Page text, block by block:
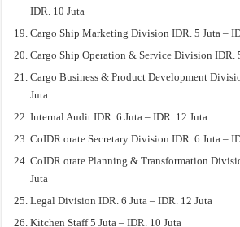
IDR. 10 Juta
Cargo Ship Marketing Division IDR. 5 Juta –
Cargo Ship Operation & Service Division IDR.
Cargo Business & Product Development
Juta
Internal Audit IDR. 6 Juta – IDR. 12 Juta
CoIDR.orate Secretary Division IDR. 6 Juta –
CoIDR.orate Planning & Transformation
Juta
Legal Division IDR. 6 Juta – IDR. 12 Juta
Kitchen Staff 5 Juta – IDR. 10 Juta